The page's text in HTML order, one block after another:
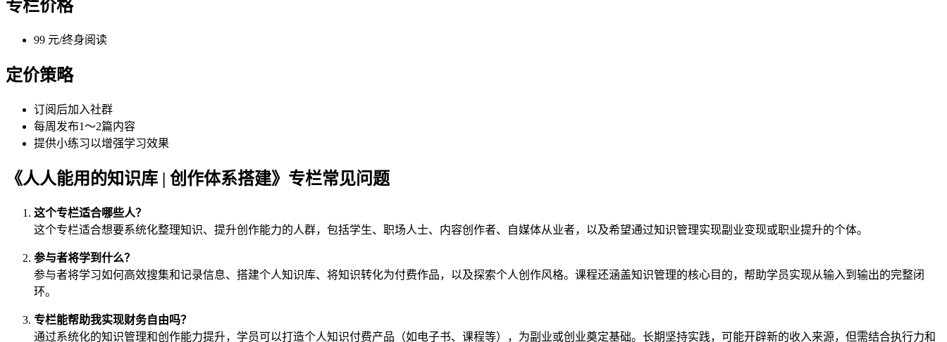
专栏价格
99 元/终身阅读
定价策略
订阅后加入社群
每周发布1～2篇内容
提供小练习以增强学习效果
《人人能用的知识库 | 创作体系搭建》专栏常见问题
这个专栏适合哪些人？
这个专栏适合想要系统化整理知识、提升创作能力的人群，包括学生、职场人士、内容创作者、自媒体从业者，以及希望通过知识管理实现副业变现或职业提升的个体。
参与者将学到什么？
参与者将学习如何高效搜集和记录信息、搭建个人知识库、将知识转化为付费作品，以及探索个人创作风格。课程还涵盖知识管理的核心目的，帮助学员实现从输入到输出的完整闭
环。
专栏能帮助我实现财务自由吗？
通过系统化的知识管理和创作能力提升，学员可以打造个人知识付费产品（如电子书、课程等），为副业或创业奠定基础。长期坚持实践，可能开辟新的收入来源，但需结合执行力和